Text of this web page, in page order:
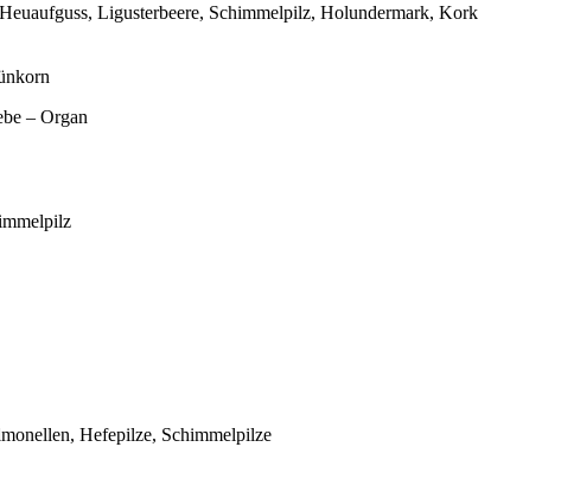
Ligusterbeere, Schimmelpilz, Holundermark, Kork
– Organ
Hefepilze, Schimmelpilze